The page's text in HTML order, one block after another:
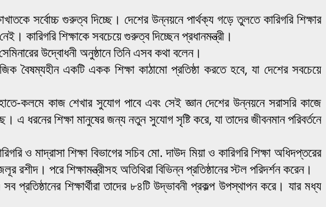
সর্বোচ্চ গুরুত্ব দিচ্ছে। দেশের উন্নয়নে পার্থক্য গড়ে তুলতে কারিগরি শিক্ষার
কারিগরি শিক্ষাকে সবচেয়ে গুরুত্ব দিচ্ছেন প্রধানমন্ত্রী।
উদ্বোধনী অনুষ্ঠানে তিনি এসব কথা বলেন।
বৈষম্যহীন একটি একক শিক্ষা কাঠামো প্রতিষ্ঠা করতে হবে, যা দেশের সবচেয়ে
কলমে কাজ শেখার সুযোগ পাবে এবং সেই জ্ঞান দেশের উন্নয়নে সরাসরি কাজে
এ ধরনের শিক্ষা মানুষের জন্য নতুন সুযোগ সৃষ্টি করে, যা তাদের জীবনমান পরিবর্তনে
ও মাদ্রাসা শিক্ষা বিভাগের সচিব মো. দাউদ মিয়া ও কারিগরি শিক্ষা অধিদপ্তরের
পরে শিক্ষামন্ত্রীসহ অতিথিরা বিভিন্ন প্রতিষ্ঠানের স্টল পরিদর্শন করেন।
শিক্ষার্থীরা তাদের ৮৪টি উদ্ভাবনী প্রকল্প উপস্থাপন করে। যার মধ্য